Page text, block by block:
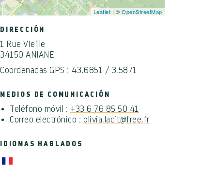
Leaflet | ©OpenStreetMap
DIRECCIÓN
1 Rue Vieille
34150 ANIANE
Coordenadas GPS : 43.6851 / 3.5871
MEDIOS DE COMUNICACIÓN
Teléfono móvil : +33 6 76 85 50 41
Correo electrónico :olivia.lacit@free.fr
IDIOMAS HABLADOS